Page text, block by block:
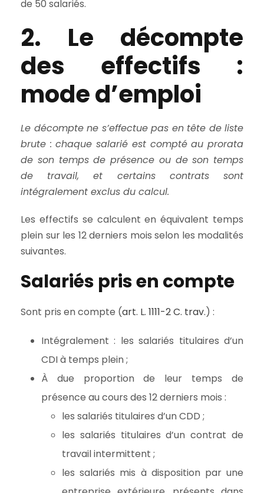
de 50 salariés.
2. Le décompte
des effectifs :
mode d’emploi
Le décompte ne s’effectue pas en tête de liste
brute : chaque salarié est compté au prorata
de son temps de présence ou de son temps
de travail, et certains contrats sont
intégralement exclus du calcul.
Les effectifs se calculent en équivalent temps
plein sur les 12 derniers mois selon les modalités
suivantes.
Salariés pris en compte
Sont pris en compte (art. L. 1111-2 C. trav.) :
Intégralement : les salariés titulaires d’un
CDI à temps plein ;
À due proportion de leur temps de
présence au cours des 12 derniers mois :
les salariés titulaires d’un CDD ;
les salariés titulaires d’un contrat de
travail intermittent ;
les salariés mis à disposition par une